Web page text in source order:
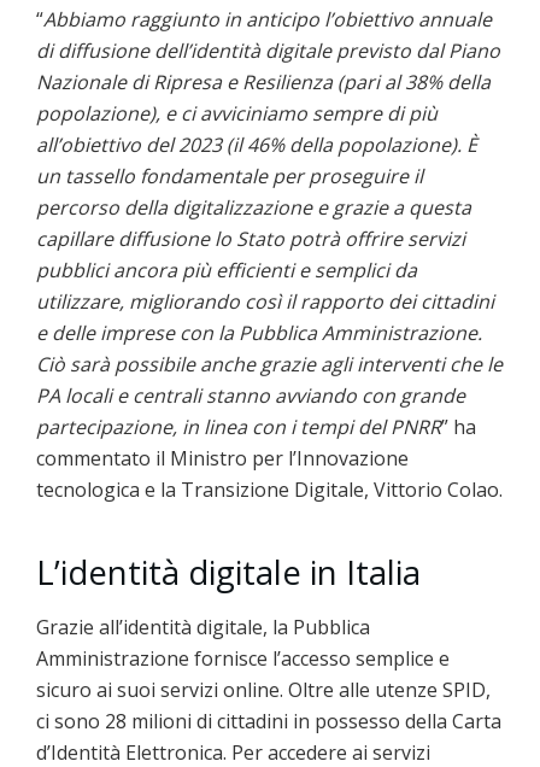
“Abbiamo raggiunto in anticipo l’obiettivo annuale
di diffusione dell’identità digitale previsto dal Piano
Nazionale di Ripresa e Resilienza (pari al 38% della
popolazione), e ci avviciniamo sempre di più
all’obiettivo del 2023 (il 46% della popolazione). È
un tassello fondamentale per proseguire il
percorso della digitalizzazione e grazie a questa
capillare diffusione lo Stato potrà offrire servizi
pubblici ancora più efficienti e semplici da
utilizzare, migliorando così il rapporto dei cittadini
e delle imprese con la Pubblica Amministrazione.
Ciò sarà possibile anche grazie agli interventi che le
PA locali e centrali stanno avviando con grande
partecipazione, in linea con i tempi del PNRR” ha
commentato il Ministro per l’Innovazione
tecnologica e la Transizione Digitale, Vittorio Colao.
L’identità digitale in Italia
Grazie all’identità digitale, la Pubblica
Amministrazione fornisce l’accesso semplice e
sicuro ai suoi servizi online. Oltre alle utenze SPID,
ci sono 28 milioni di cittadini in possesso della Carta
d’Identità Elettronica. Per accedere ai servizi